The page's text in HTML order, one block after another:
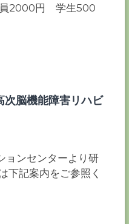
2000円 学生500
脳機能障害リハビ
ョンセンターより研
下記案内をご参照く